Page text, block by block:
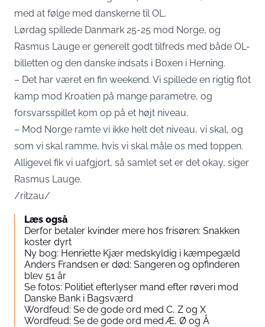
med at følge med danskerne til OL.
Lørdag spillede Danmark 25-25 mod Norge, og
Rasmus Lauge er generelt godt tilfreds med både OL-
billetten og den danske indsats i Boxen i Herning.
– Det har været en fin weekend. Vi spillede en rigtig flot
kamp mod Kroatien på mange parametre, og
forsvarsspillet kom op på et højt niveau.
– Mod Norge ramte vi ikke helt det niveau, vi skal, og
som vi skal ramme, hvis vi skal måle os med toppen.
Alligevel fik vi uafgjort, så samlet set er det okay, siger
Rasmus Lauge.
/ritzau/
Læs også
Derfor betaler kvinder mere hos frisøren: Snakken
koster dyrt
Ny bog: Henriette Kjær medskyldig i kæmpegæld
Anders Frandsen er død: Sangeren og opfinderen
blev 51 år
Se fotos: Politiet efterlyser mand efter røveri mod
Danske Bank i Bagsværd
Wordfeud: Se de gode ord med C, Z og X
Wordfeud: Se de gode ord med Æ, Ø og Å